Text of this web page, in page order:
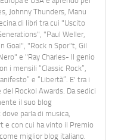
Johnny Thunders, Manu
di libri tra cui "Uscito
"Paul Weller,
Goal", "Rock n Spor"t, Gil
e "Ray Charles- Il genio
i mensili “Classic Rock”,
e “Libertà”. E' tra i
Rockol Awards. Da sedici
il suo blog
parla di musica,
e con cui ha vinto il Premio
miglior blog italiano.